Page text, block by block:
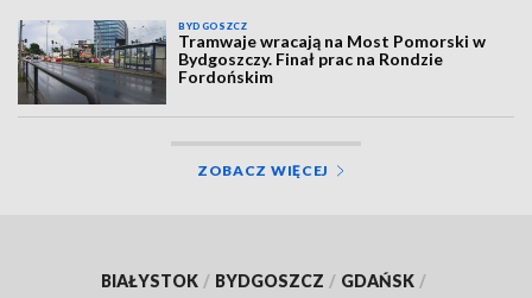
BYDGOSZCZ
Tramwaje wracają na Most Pomorski w
Bydgoszczy. Finał prac na Rondzie
Fordońskim
ZOBACZ WIĘCEJ
BIAŁYSTOK / BYDGOSZCZ / GDAŃSK /